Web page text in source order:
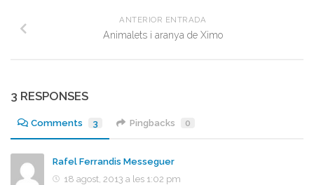
ANTERIOR ENTRADA
Animalets i aranya de Ximo
3 RESPONSES
Comments 3 Pingbacks 0
Rafel Ferrandis Messeguer
18 agost, 2013 a les 1:02 pm